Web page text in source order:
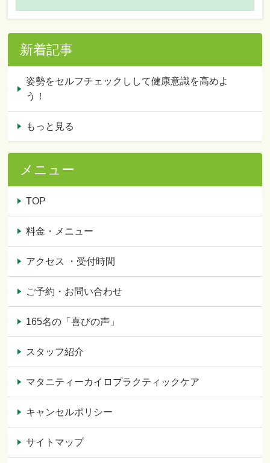
新着記事
姿勢をセルフチェックしして健康意識を高めよ
う！
もっと見る
メニュー
TOP
料金・メニュー
アクセス ・受付時間
ご予約・お問い合わせ
165名の「喜びの声」
スタッフ紹介
マタニティーカイロプラクティックケア
キャンセルポリシー
サイトマップ